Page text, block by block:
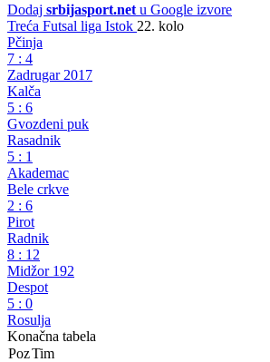
Dodaj srbijasport.net u Google izvore
Treća Futsal liga Istok 22. kolo
Pčinja
7 : 4
Zadrugar 2017
Kalča
5 : 6
Gvozdeni puk
Rasadnik
5 : 1
Akademac
Bele crkve
2 : 6
Pirot
Radnik
8 : 12
Midžor 192
Despot
5 : 0
Rosulja
Konačna tabela
PozTim